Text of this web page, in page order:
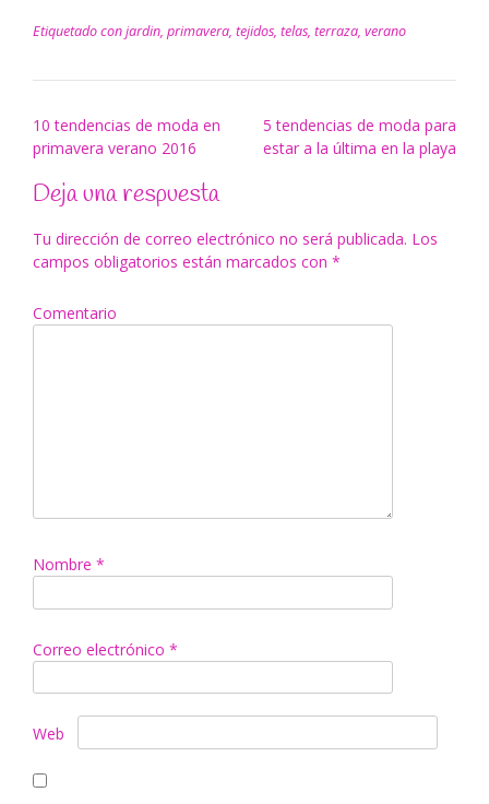
Etiquetado conjardin, primavera, tejidos, telas, terraza, verano
Navegación
de
entradas
10 tendencias de moda en
primavera verano 2016
5 tendencias de moda para
estar a la última en la playa
Deja una respuesta
Tu dirección de correo electrónico no será publicada. Los
campos obligatorios están marcados con *
Comentario
Nombre *
Correo electrónico *
Web